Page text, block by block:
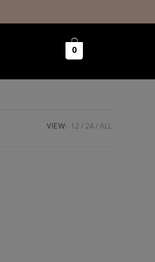
0
VIEW: 12 24 ALL